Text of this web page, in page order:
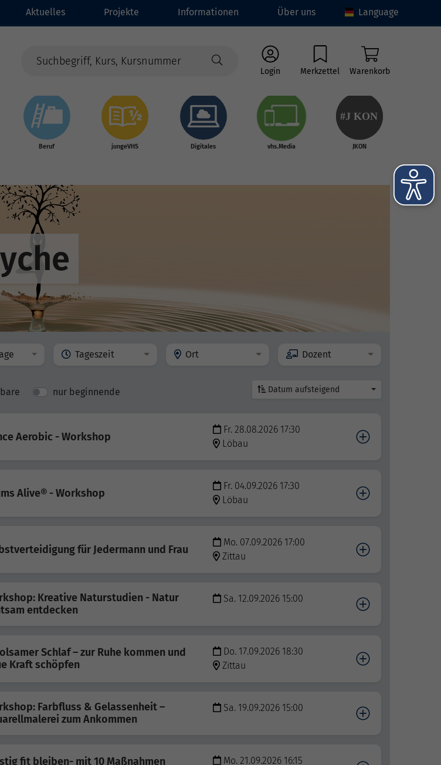
Aktuelles Projekte Informationen Über uns Language
Login Merkzettel Warenkorb
Beruf jungeVHS Digitales vhs.Media
#J KON
JKON
Tageszeit Ort Dozent
nur beginnende Datum aufsteigend
Aerobic - Workshop
Fr. 28.08.2026 17:30
Löbau
Alive® - Workshop
Fr. 04.09.2026 17:30
Löbau
für Jedermann und Frau
Mo. 07.09.2026 17:00
Zittau
Kreative Naturstudien - Natur
entdecken
Sa. 12.09.2026 15:00
Schlaf – zur Ruhe kommen und
Kraft schöpfen
Do. 17.09.2026 18:30
Zittau
Farbfluss & Gelassenheit –
zum Ankommen
Sa. 19.09.2026 15:00
fit bleiben- mit 10 Maßnahmen
Mo. 21.09.2026 16:15